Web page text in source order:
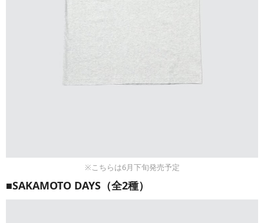
※こちらは6月下旬発売予定
■SAKAMOTO DAYS（全2種）